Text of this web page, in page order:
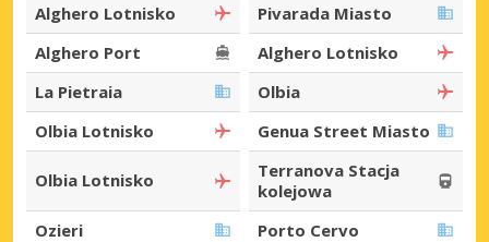
Alghero Lotnisko
Pivarada Miasto
Alghero Port
Alghero Lotnisko
La Pietraia
Olbia
Olbia Lotnisko
Genua Street Miasto
Olbia Lotnisko
Terranova Stacja
kolejowa
Ozieri
Porto Cervo